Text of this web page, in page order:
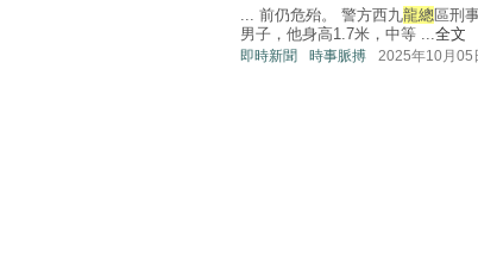
... 前仍危殆。 警方西九龍總區刑
男子，他身高1.7米，中等 ...全文
即時新聞 時事脈搏 2025年10月05